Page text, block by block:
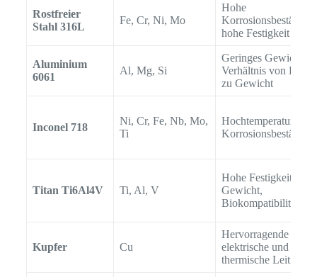
Rostfreier
Stahl 316L
Fe, Cr, Ni, Mo
Hohe
hohe Festigkeit
Aluminium
6061
Al, Mg, Si
Geringes Gewicht,
Verhältnis von
zu Gewicht
Inconel 718
Ni, Cr, Fe, Nb, Mo,
Ti
Titan Ti6Al4V Ti, Al, V
Hohe Festigkeit,
Gewicht,
Biokompatibilität
Kupfer Cu
Hervorragende
elektrische und
thermische